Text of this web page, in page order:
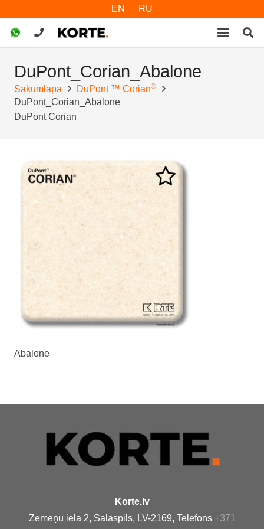
EN RU
DuPont_Corian_Abalone
Sākumlapa DuPont ™ Corian®
DuPont_Corian_Abalone
DuPont Corian
Abalone
Korte.lv
Zemeņu iela 2, Salaspils, LV-2169, Telefons +371